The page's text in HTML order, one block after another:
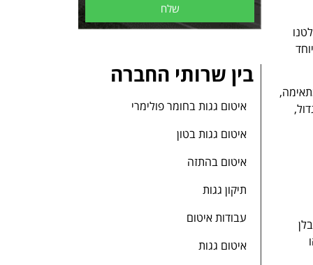
שלח
בין שרותי החברה
איטום גגות בחומר פולימרי
איטום גגות בטון
איטום בהתזה
תיקון גגות
עבודות איטום
איטום גגות